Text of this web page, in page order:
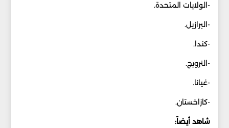
-الولايات المتحدة.
-البرازيل.
-كندا.
-النرويج.
-غيانا.
-كازاخستان.
شاهد أيضاً: